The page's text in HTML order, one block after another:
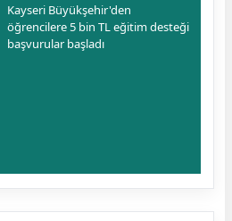
Kayseri Büyükşehir'den
öğrencilere 5 bin TL eğitim desteği
başvurular başladı